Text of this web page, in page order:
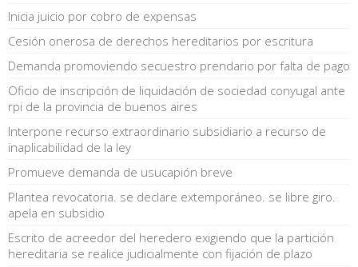
Inicia juicio por cobro de expensas
Cesión onerosa de derechos hereditarios por escritura
Demanda promoviendo secuestro prendario por falta de pago
Oficio de inscripción de liquidación de sociedad conyugal ante
rpi de la provincia de buenos aires
Interpone recurso extraordinario subsidiario a recurso de
inaplicabilidad de la ley
Promueve demanda de usucapión breve
Plantea revocatoria. se declare extemporáneo. se libre giro.
apela en subsidio
Escrito de acreedor del heredero exigiendo que la partición
hereditaria se realice judicialmente con fijación de plazo